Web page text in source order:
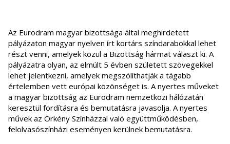
Az Eurodram magyar bizottsága által meghirdetett
pályázaton magyar nyelven írt kortárs színdarabokkal lehet
részt venni, amelyek közül a Bizottság hármat választ ki. A
pályázatra olyan, az elmúlt 5 évben született szövegekkel
lehet jelentkezni, amelyek megszólíthatják a tágabb
értelemben vett európai közönséget is. A nyertes műveket
a magyar bizottság az Eurodram nemzetközi hálózatán
keresztül fordításra és bemutatásra javasolja. A nyertes
művek az Örkény Színházzal való együttműködésben,
felolvasószínházi eseményen kerülnek bemutatásra.